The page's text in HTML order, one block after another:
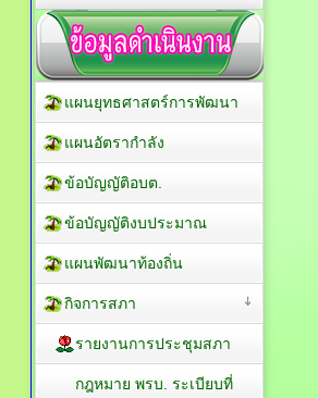
แผนยุทธศาสตร์การพัฒนา
แผนอัตรากำลัง
ข้อบัญญัติอบต.
ข้อบัญญัติงบประมาณ
แผนพัฒนาท้องถิ่น
กิจการสภา
รายงานการประชุมสภา
กฎหมาย พรบ. ระเบียบที่